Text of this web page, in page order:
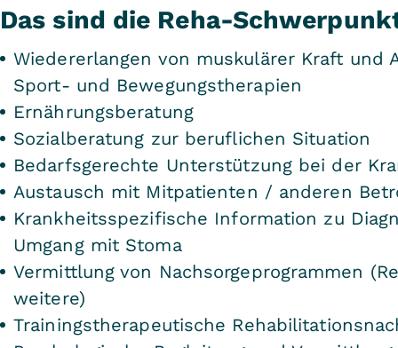
Das sind die Reha-
Wiedererlangen von muskulärer Kraft und
Sport- und Bewegungstherapien
Ernährungsberatung
Sozialberatung zur beruflichen Situation
Bedarfsgerechte Unterstützung bei der
Austausch mit Mitpatienten / anderen
Krankheitsspezifische Information zu
Umgang mit Stoma
Vermittlung von Nachsorgeprogrammen
weitere)
Trainingstherapeutische